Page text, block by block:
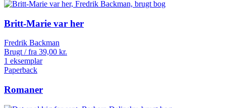
Britt-Marie var her
Fredrik Backman
Brugt / fra 39,00 kr.
1 eksemplar
Paperback
Romaner